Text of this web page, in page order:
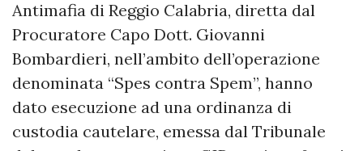
Antimafia di Reggio Calabria, diretta dal
Procuratore Capo Dott. Giovanni
Bombardieri, nell’ambito dell’operazione
denominata “Spes contra Spem”, hanno
dato esecuzione ad una ordinanza di
custodia cautelare, emessa dal Tribunale